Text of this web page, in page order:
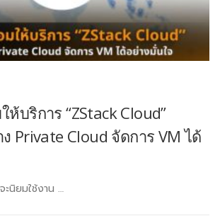
ห้บริการ “ZStack Cloud”
Private Cloud จัดการ VM ได้
ะนิยมใช้งาน …